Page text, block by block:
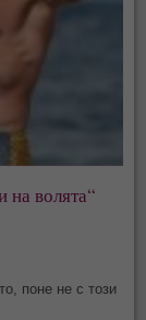
на волята“
поне не с този